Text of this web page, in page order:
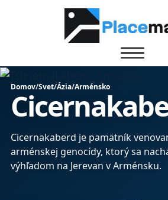
Domov/Svet/Ázia/Arménsko
Cicernakaberd je pamätník
arménskej genocídy, ktorý sa
výhľadom na Jerevan v Arménsku.